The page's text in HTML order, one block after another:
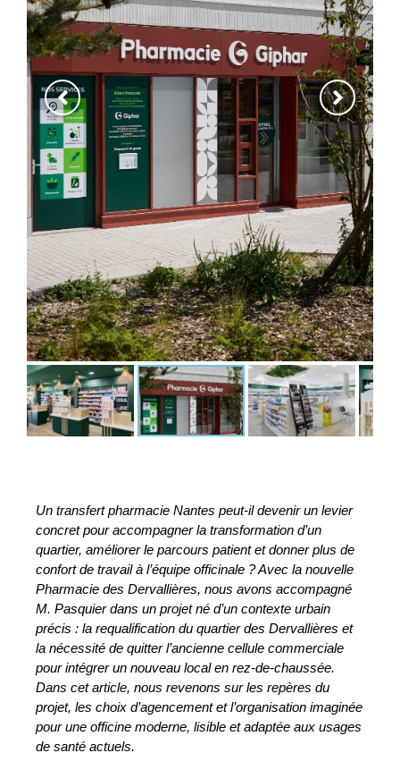
Un transfert pharmacie Nantes peut-il devenir un levier
concret pour accompagner la transformation d’un
quartier, améliorer le parcours patient et donner plus de
confort de travail à l’équipe officinale ? Avec la nouvelle
Pharmacie des Dervallières, nous avons accompagné
M. Pasquier dans un projet né d’un contexte urbain
précis : la requalification du quartier des Dervallières et
la nécessité de quitter l’ancienne cellule commerciale
pour intégrer un nouveau local en rez-de-chaussée.
Dans cet article, nous revenons sur les repères du
projet, les choix d’agencement et l’organisation imaginée
pour une officine moderne, lisible et adaptée aux usages
de santé actuels.